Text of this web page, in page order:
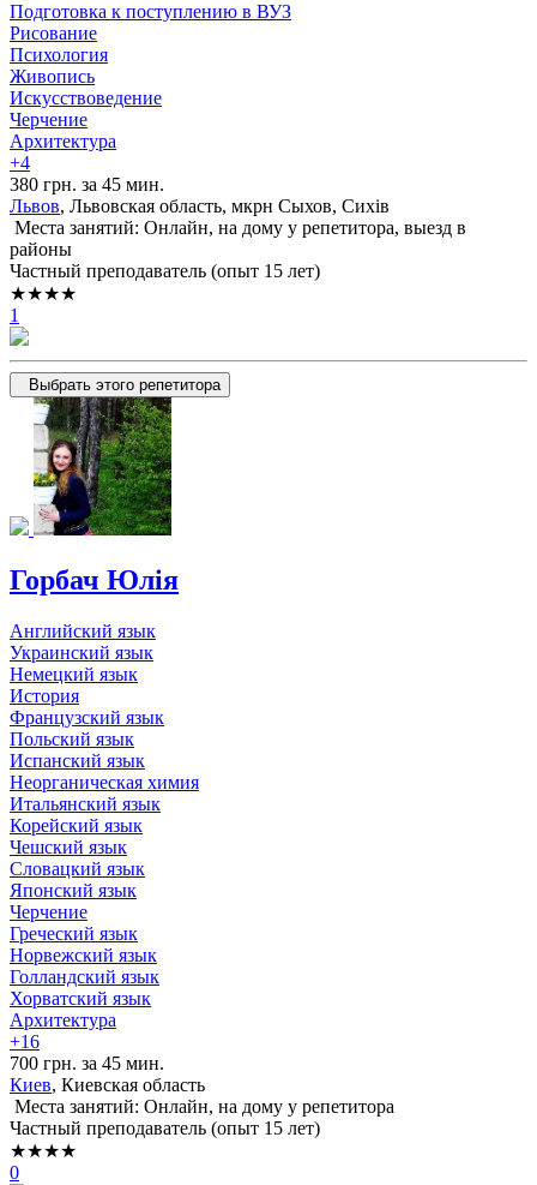
Подготовка к поступлению в ВУЗ
Рисование
Психология
Живопись
Искусствоведение
Черчение
Архитектура
+4
380 грн. за 45 мин.
Львов, Львовская область, мкрн Сыхов, Сихів
Места занятий: Онлайн, на дому у репетитора, выезд в
районы
Частный преподаватель (опыт 15 лет)
★★★★
1
Выбрать этого репетитора
Горбач Юлія
Английский язык
Украинский язык
Немецкий язык
История
Французский язык
Польский язык
Испанский язык
Неорганическая химия
Итальянский язык
Корейский язык
Чешский язык
Словацкий язык
Японский язык
Черчение
Греческий язык
Норвежский язык
Голландский язык
Хорватский язык
Архитектура
+16
700 грн. за 45 мин.
Киев, Киевская область
Места занятий: Онлайн, на дому у репетитора
Частный преподаватель (опыт 15 лет)
★★★★
0